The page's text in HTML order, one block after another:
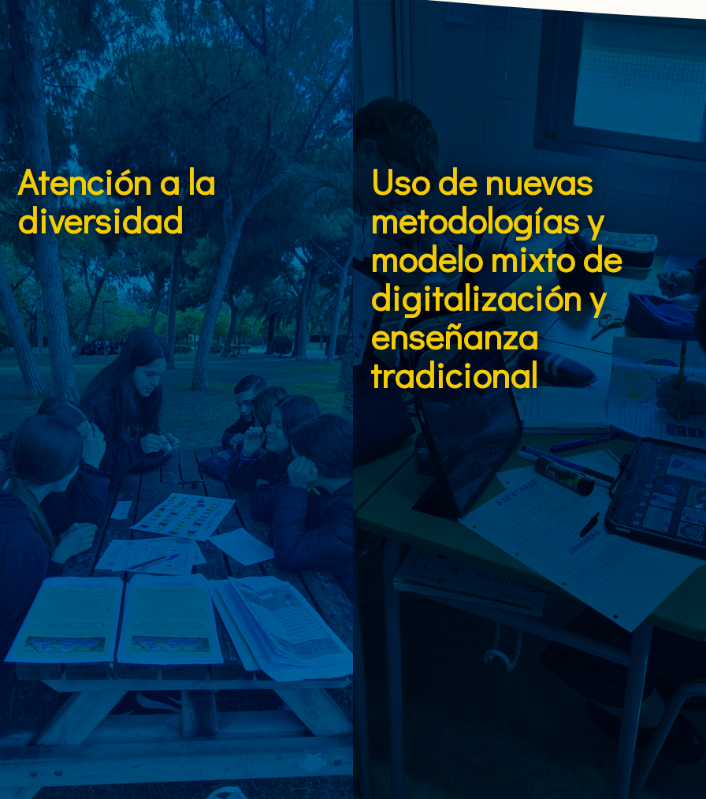
Atención a la
diversidad
Desde el Departamento de Orientación adaptamos
la enseñanza a los diferentes ritmos de aprendizaje,
mediante diagnóstico temprano y apoyo
individualizado.
Promovemos el Diseño Universal para el Aprendizaje
(DUA), creando aulas inclusivas donde todo el
alumnado pueda avanzar según sus necesidades.
Además, contamos con un programa específico para
altas capacidades, que potencia el talento y ofrece
oportunidades de enriquecimiento personal y
académico.
Uso de nuevas
metodologías y
modelo mixto de
digitalización y
enseñanza
tradicional
En plena era digital, es fundamental que la educación
y la tecnología trabajen de forma conjunta para
desarrollar propuestas pedagógicas innovadoras
que coloquen al alumnado como protagonista de su
propio aprendizaje.
Desde el curso 2023-2024 hemos implantado el
modelo 1:1 mediante el uso individual de Ipad
apostando por un sistema mixto de digitalización.
Nos esforzamos por promover un uso consciente y
controlado de la tecnología, utilizando las
herramientas digitales para adaptar el aprendizaje a
las necesidades individuales de cada estudiante.
Damos especial importancia a la salud y el bienestar
de los y las menores, garantizando un entorno digital
seguro, y al mismo tiempo conservamos los métodos
tradicionales de enseñanza, donde el papel y el